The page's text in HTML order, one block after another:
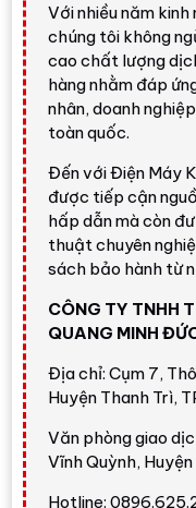
chiếc tủ lạnh
vẫn có đủ tiện ích cho
Đánh giá
Kalong
Tủ lạnh ngăn
mềm, lấy nước
Panasonic NR-
muốn tủ lạnh 2
các tiện ích cơ
dùng có thể bảo
hiệu hóa vi khuẩn;
động, trải nghiệm
rệt.
Điểm mạnh của
mẫu trên 400 lít,
Với nhiều năm
chúng tôi không
cao chất lượng
hàng nhằm đáp
nhân, doanh
toàn quốc.
Đến với Điện Máy
được tiếp cận
hấp dẫn mà còn
thuật chuyên
sách bảo hành từ
CÔNG TY TNHH
QUANG MINH
Địa chỉ: Cụm 7,
Huyện Thanh Trì,
Văn phòng giao
Vĩnh Quỳnh,
Hotline: